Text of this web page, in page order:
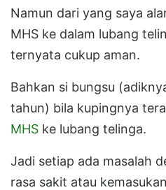
Namun dari yang saya
MHS ke dalam lubang
ternyata cukup aman.
Bahkan si bungsu
tahun) bila kupingnya
MHS ke lubang telinga.
Jadi setiap ada masalah
rasa sakit atau